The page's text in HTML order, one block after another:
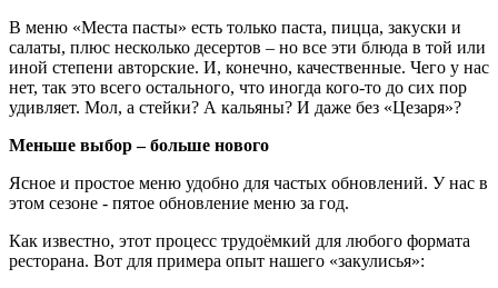
В меню «Места пасты» есть только паста, пицца, закуски и
салаты, плюс несколько десертов – но все эти блюда в той или
иной степени авторские. И, конечно, качественные. Чего у нас
нет, так это всего остального, что иногда кого-то до сих пор
удивляет. Мол, а стейки? А кальяны? И даже без «Цезаря»?
Меньше выбор – больше нового
Ясное и простое меню удобно для частых обновлений. У нас в
этом сезоне - пятое обновление меню за год.
Как известно, этот процесс трудоёмкий для любого формата
ресторана. Вот для примера опыт нашего «закулисья»: